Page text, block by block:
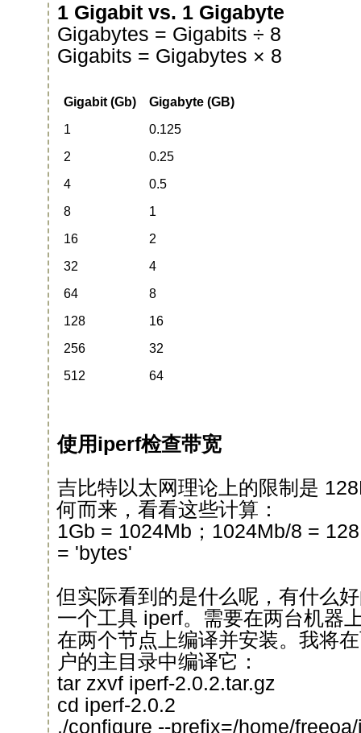
1 Gigabit vs. 1 Gigabyte
Gigabytes = Gigabits ÷ 8
Gigabits = Gigabytes × 8
Gigabit (Gb)
Gigabyte (GB)
1
0.125
2
0.25
4
0.5
8
1
16
2
32
4
64
8
128
16
256
32
512
64
使用iperf检查带宽
吉比特以太网理论上的限制是
何而来，看看这些计算：
1Gb = 1024Mb；1024Mb/8 =
= 'bytes'
但实际看到的是什么呢，有什么
一个工具 iperf。需要在两台机器
在两个节点上编译并安装。我将
户的主目录中编译它：
tar zxvf iperf-2.0.2.tar.gz
cd iperf-2.0.2
./configure --prefix=/home/